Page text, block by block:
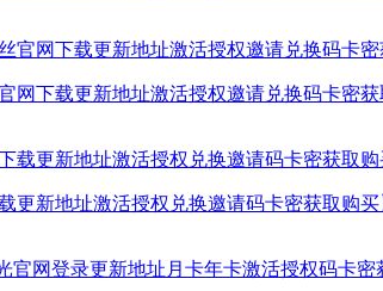
网下载更新地址激活授权邀请兑换码卡密
更新地址激活授权兑换邀请码卡密获取购